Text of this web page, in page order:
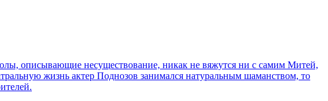
описывающие несуществование, никак не вяжутся ни с самим Митей,
жизнь актер Поднозов занимался натуральным шаманством, то